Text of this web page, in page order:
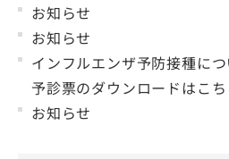
お知らせ
お知らせ
インフルエンザ予防接種
予診票のダウンロードはこ
お知らせ